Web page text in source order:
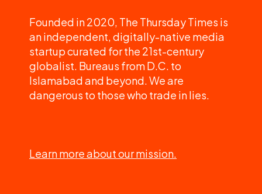
Founded in 2020, The Thursday Times is
an independent, digitally-native media
startup curated for the 21st-century
globalist. Bureaus from D.C. to
Islamabad and beyond. We are
dangerous to those who trade in lies.
Learn more about our mission.